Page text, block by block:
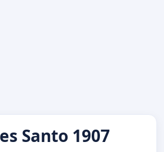
Santo 1907